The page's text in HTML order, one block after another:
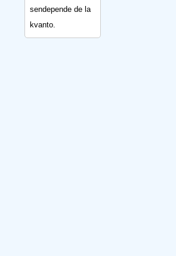
sendepende de la
kvanto.